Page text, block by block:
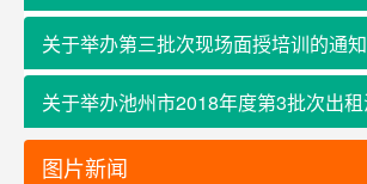
关于举办第三批次现场面授培训的通知
图片新闻